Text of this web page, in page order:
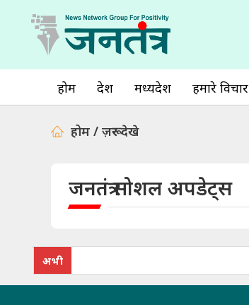
होम देश मध्यप्रदेश हमारे विचार
होम / ज़रूर देखे
जनतंत्र सोशल अपडेट्स
अभी